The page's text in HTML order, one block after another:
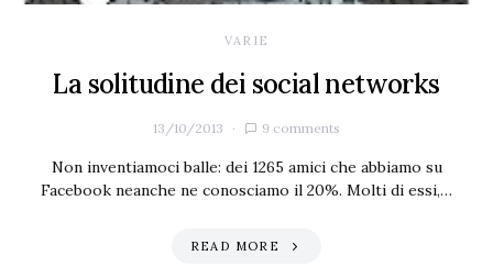
VARIE
La solitudine dei social networks
13/10/2013 9 comments
Non inventiamoci balle: dei 1265 amici che abbiamo su
Facebook neanche ne conosciamo il 20%. Molti di essi,…
READ MORE